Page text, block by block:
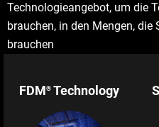
Mehr erfahren FDM-
Mehr erfahren SAF
P3 Drucker
Mehr erfahren SLA-
Technologieangebot, um die
brauchen, in den Mengen, die
brauchen
FDM®Technology